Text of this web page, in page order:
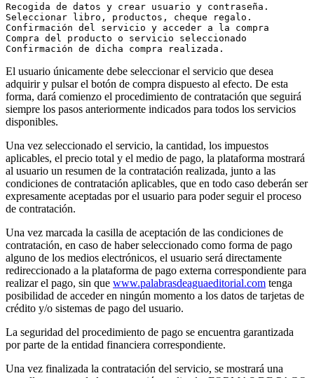
Recogida de datos y crear usuario y contraseña.
Seleccionar libro, productos, cheque regalo.
Confirmación del servicio y acceder a la compra
Compra del producto o servicio seleccionado
Confirmación de dicha compra realizada.
El usuario únicamente debe seleccionar el servicio que desea
adquirir y pulsar el botón de compra dispuesto al efecto. De esta
forma, dará comienzo el procedimiento de contratación que seguirá
siempre los pasos anteriormente indicados para todos los servicios
disponibles.
Una vez seleccionado el servicio, la cantidad, los impuestos
aplicables, el precio total y el medio de pago, la plataforma mostrará
al usuario un resumen de la contratación realizada, junto a las
condiciones de contratación aplicables, que en todo caso deberán ser
expresamente aceptadas por el usuario para poder seguir el proceso
de contratación.
Una vez marcada la casilla de aceptación de las condiciones de
contratación, en caso de haber seleccionado como forma de pago
alguno de los medios electrónicos, el usuario será directamente
redireccionado a la plataforma de pago externa correspondiente para
realizar el pago, sin que www.palabrasdeaguaeditorial.com tenga
posibilidad de acceder en ningún momento a los datos de tarjetas de
crédito y/o sistemas de pago del usuario.
La seguridad del procedimiento de pago se encuentra garantizada
por parte de la entidad financiera correspondiente.
Una vez finalizada la contratación del servicio, se mostrará una